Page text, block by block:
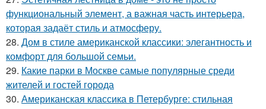
функциональный элемент, а важная часть интерьера,
которая задаёт стиль и атмосферу.
28. Дом в стиле американской классики: элегантность и
комфорт для большой семьи.
29. Какие парки в Москве самые популярные среди
жителей и гостей города
30. Американская классика в Петербурге: стильная